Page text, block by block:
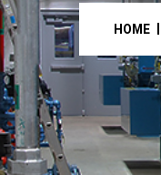
HOME